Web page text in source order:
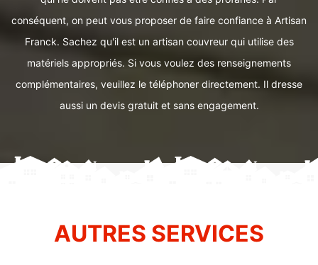
conséquent, on peut vous proposer de faire confiance à Artisan
Franck. Sachez qu'il est un artisan couvreur qui utilise des
matériels appropriés. Si vous voulez des renseignements
complémentaires, veuillez le téléphoner directement. Il dresse
aussi un devis gratuit et sans engagement.
AUTRES SERVICES